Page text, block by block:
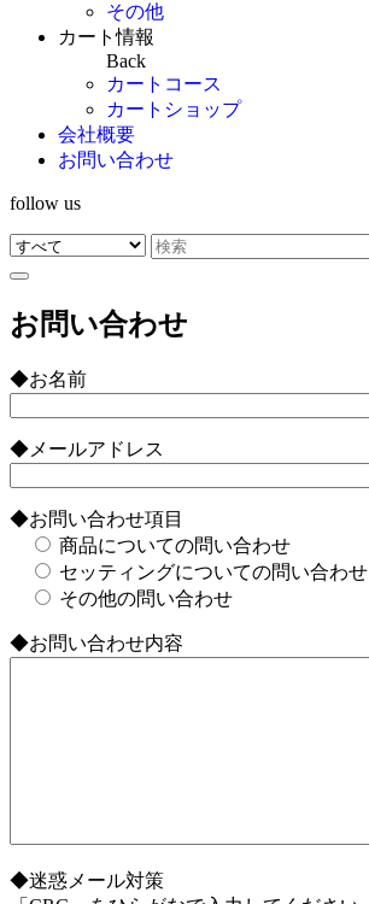
その他
カート情報
Back
カートコース
カートショップ
会社概要
お問い合わせ
follow us
お問い合わせ
◆お名前
◆メールアドレス
◆お問い合わせ項目
商品についての問い合わせ
セッティングについての問い合わせ
その他の問い合わせ
◆お問い合わせ内容
◆迷惑メール対策